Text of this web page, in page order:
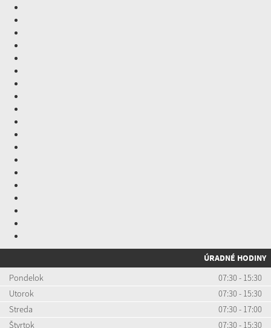
ÚRADNÉ HODINY
Pondelok
07:30 - 15:30
Utorok
07:30 - 15:30
Streda
07:30 - 17:00
Štvrtok
07:30 - 15:30